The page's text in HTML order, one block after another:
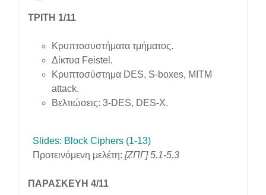
ΤΡΙΤΗ 1/11
Κρυπτοσυστήματα τμήματος.
Δίκτυα Feistel.
Κρυπτοσύστημα DES, S-boxes, MITM
attack.
Βελτιώσεις: 3-DES, DES-X.
Slides: Block Ciphers (1-13)
Προτεινόμενη μελέτη: [ΖΠΓ] 5.1-5.3
ΠΑΡΑΣΚΕΥΗ 4/11